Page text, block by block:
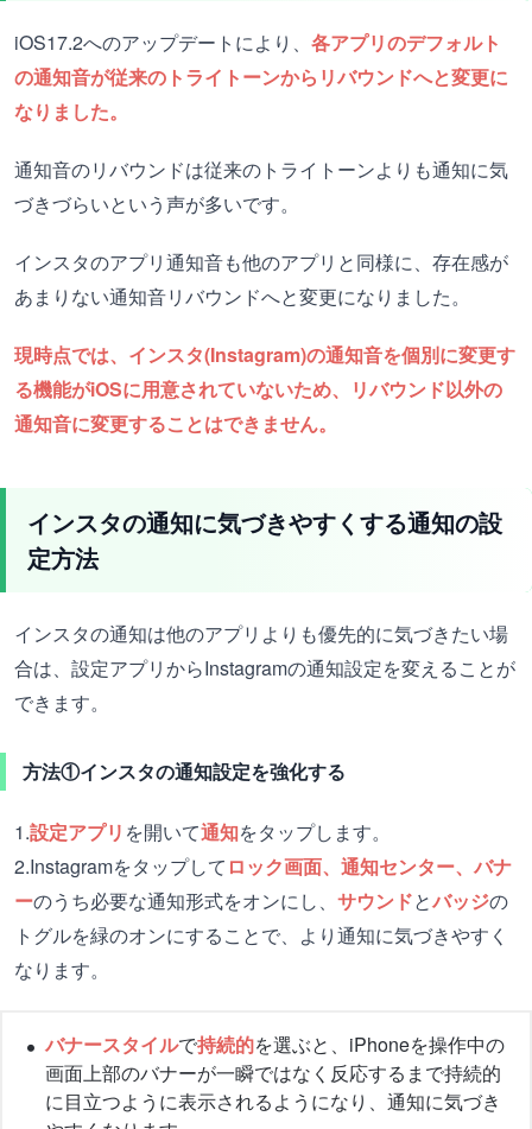
iOS17.2へのアップデートにより、 各アプリのデフォルト
の通知音が従来のトライトーンからリバウンドへと変更に
なりました。
通知音のリバウンドは従来のトライトーンよりも通知に気
づきづらいという声が多いです。
インスタのアプリ通知音も他のアプリと同様に、存在感が
あまりない通知音リバウンドへと変更になりました。
現時点では、インスタ(Instagram)の通知音を個別に変更す
る機能がiOSに用意されていないため、リバウンド以外の
通知音に変更することはできません。
インスタの通知に気づきやすくする通知の設
定方法
インスタの通知は他のアプリよりも優先的に気づきたい場
合は、設定アプリからInstagramの通知設定を変えることが
できます。
方法①インスタの通知設定を強化する
1.設定アプリ を開いて通知をタップします。
2.Instagramをタップして ロック画面、通知センター、バナ
ーのうち必要な通知形式をオンにし、 サウンドとバッジの
トグルを緑のオンにすることで、より通知に気づきやすく
なります。
バナースタイルで持続的を選ぶと、iPhoneを操作中の
画面上部のバナーが一瞬ではなく反応するまで持続的
に目立つように表示されるようになり、通知に気づき